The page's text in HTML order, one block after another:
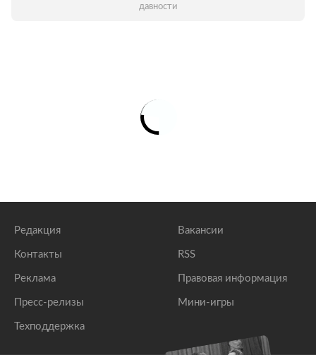
давности
Редакция
Контакты
Реклама
Пресс-релизы
Техподдержка
Вакансии
RSS
Правовая информация
Мини-игры